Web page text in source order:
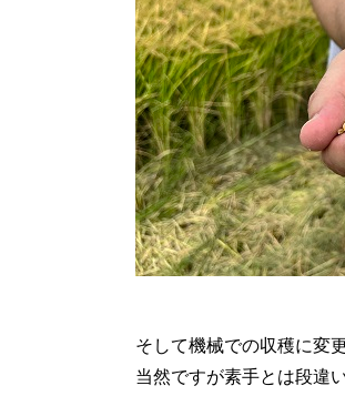
そして機械での収穫に変
当然ですが素手とは段違